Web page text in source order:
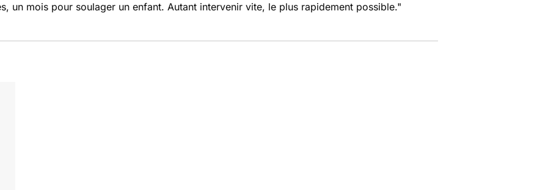
un mois pour soulager un enfant. Autant intervenir vite, le plus rapidement possible."